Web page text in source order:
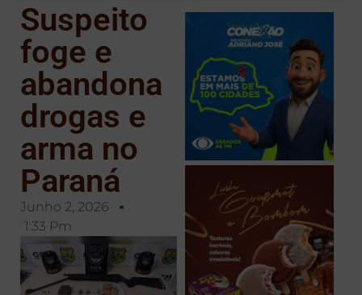
Suspeito
foge e
abandona
drogas e
arma no
Paraná
Junho 2, 2026
1:33 Pm